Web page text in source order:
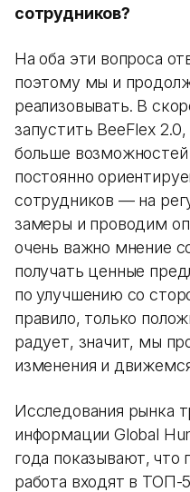
сотрудников?
На оба эти вопроса
поэтому мы и
реализовывать. В
запустить BeeFlex
больше
постоянно
сотрудников — на
замеры и проводим
очень важно мнение
получать ценные
по улучшению со
правило, только
радует, значит, мы
изменения и
Исследования рынка
информации Global
года показывают, что
работа входят в ТОП-